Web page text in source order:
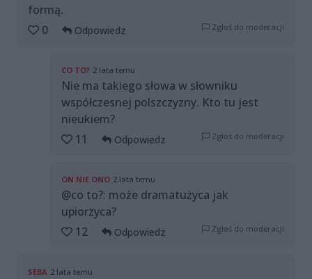
formą.
0
Odpowiedz Zgłoś do moderacji
CO TO? 2 lata temu
Nie ma takiego słowa w słowniku
współczesnej polszczyzny. Kto tu jest
nieukiem?
11
Odpowiedz Zgłoś do moderacji
ON NIE ONO 2 lata temu
@co to?: może dramatużyca jak
upiorzyca?
12
Odpowiedz Zgłoś do moderacji
SEBA 2 lata temu